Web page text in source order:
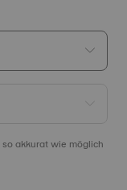
akkurat wie möglich